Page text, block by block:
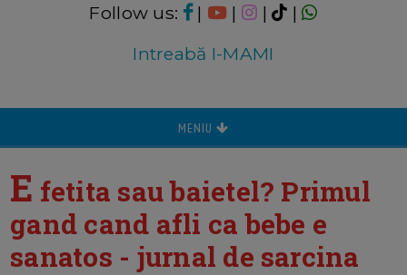
Follow us: | | |
|
Intreabă I-MAMI
MENIU
E fetita sau baietel? Primul
gand cand afli ca bebe e
sanatos - jurnal de sarcina